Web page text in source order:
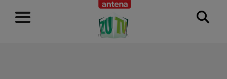
RECLAMĂ